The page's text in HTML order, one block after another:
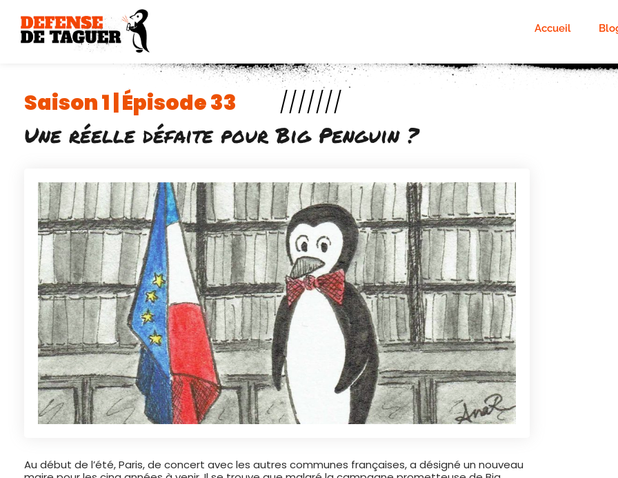
contenu
Accueil
Saison 1 | Épisode 33 ///////
Une réelle défaite pour Big Penguin ?
Au début de l’été, Paris, de concert avec les autres communes françaises, a désigné un nouveau